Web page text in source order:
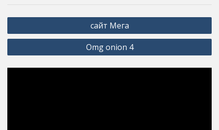
Post
navigation
сайт Мега
Omg onion 4